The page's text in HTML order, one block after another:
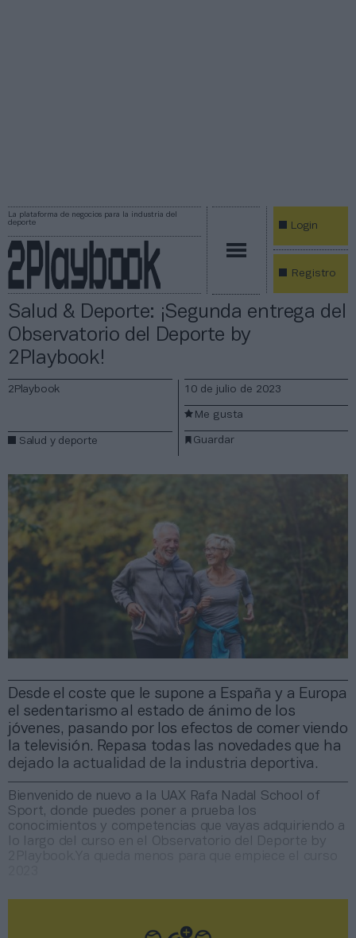
La plataforma de negocios para la industria del
deporte
Login
Registro
Salud & Deporte: ¡Segunda entrega del
Observatorio del Deporte by
2Playbook!
Desde el coste que le supone a España y a Europa
el sedentarismo al estado de ánimo de los
jóvenes, pasando por los efectos de comer viendo
la televisión. Repasa todas las novedades que ha
dejado la actualidad de la industria deportiva.
2Playbook
Salud y deporte
10 de julio de 2023
Guardar
Me gusta
Bienvenido de nuevo a la UAX Rafa Nadal School of
Sport, donde puedes poner a prueba los
conocimientos y competencias que vayas adquiriendo a
lo largo del curso en el Observatorio del Deporte by